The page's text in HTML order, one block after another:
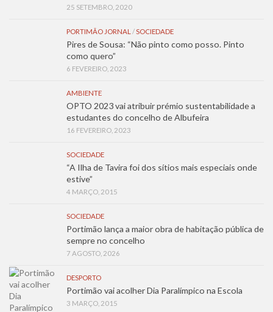
25 SETEMBRO, 2020
PORTIMÃO JORNAL /SOCIEDADE
Pires de Sousa: “Não pinto como posso. Pinto
como quero”
6 FEVEREIRO, 2023
AMBIENTE
OPTO 2023 vai atribuir prémio sustentabilidade a
estudantes do concelho de Albufeira
16 FEVEREIRO, 2023
SOCIEDADE
“A Ilha de Tavira foi dos sítios mais especiais onde
estive”
4 MARÇO, 2015
SOCIEDADE
Portimão lança a maior obra de habitação pública de
sempre no concelho
7 AGOSTO, 2026
DESPORTO
Portimão vai acolher Dia Paralímpico na Escola
3 MARÇO, 2015